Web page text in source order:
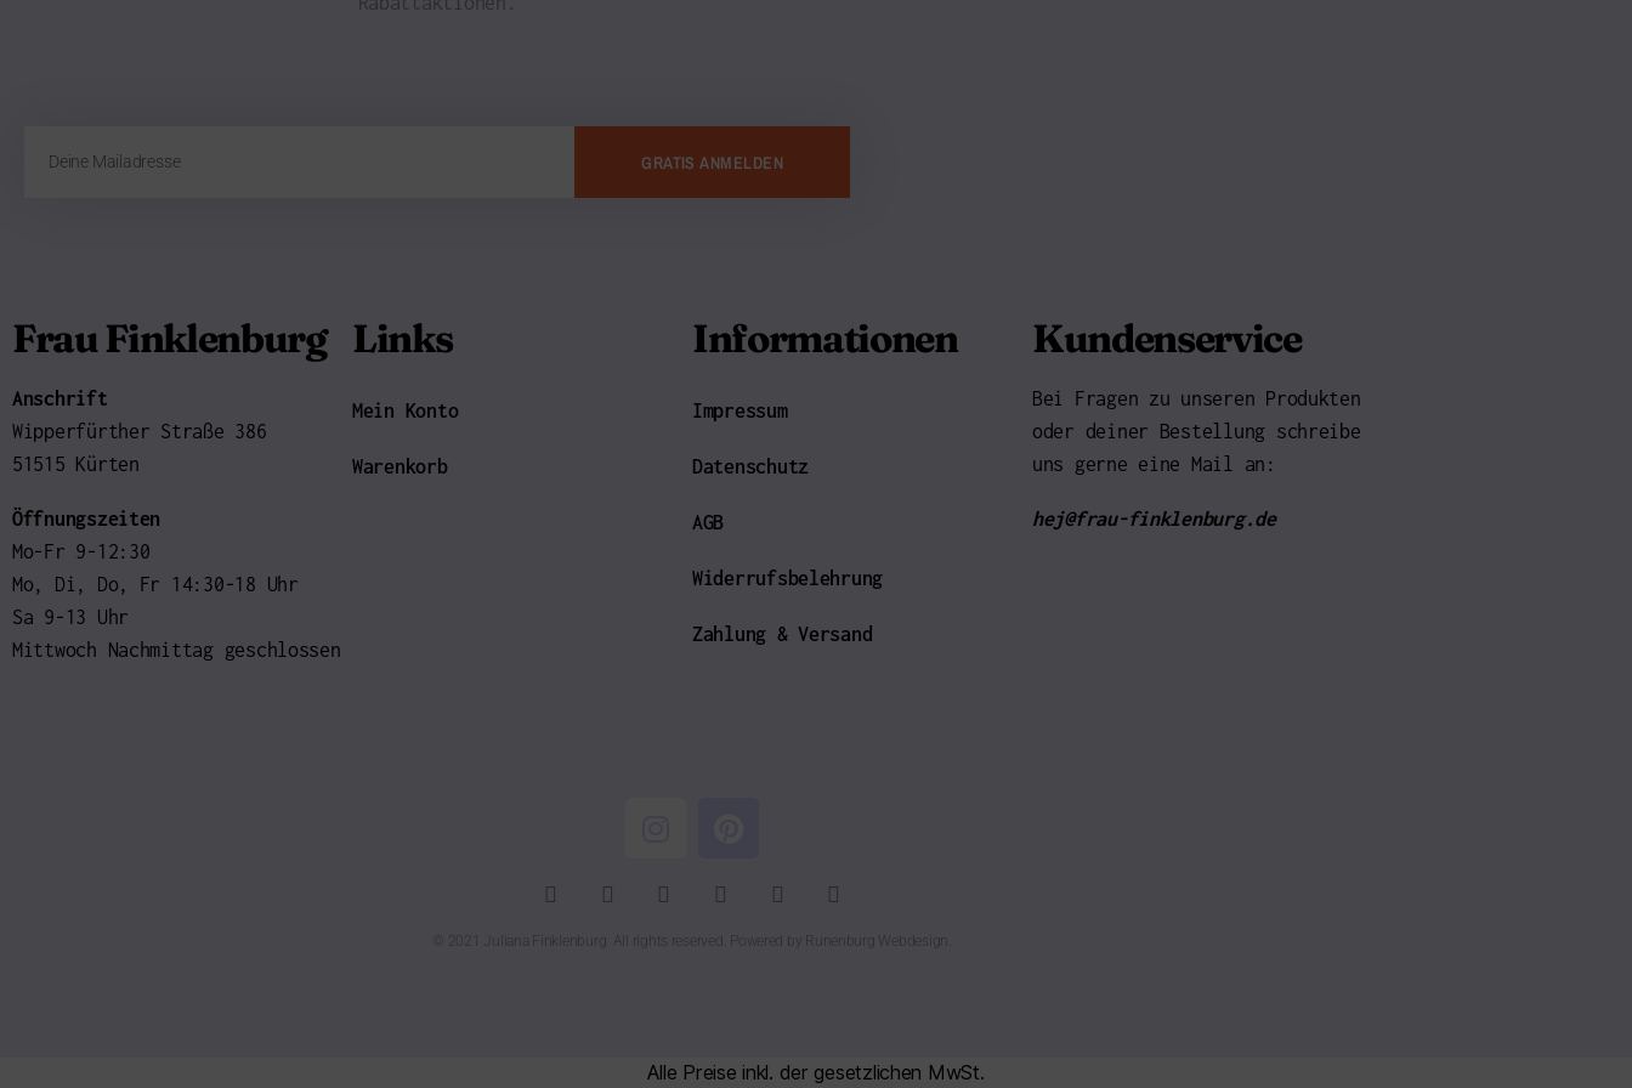
GRATIS ANMELDEN
Frau Finklenburg
Anschrift
Wipperfürther Straße 386
51515 Kürten
Öffnungszeiten
Mo-Fr 9-12:30
Mo, Di, Do, Fr 14:30-18 Uhr
Sa 9-13 Uhr
Mittwoch Nachmittag geschlossen
Links
Mein Konto
Warenkorb
Informationen
Impressum
Datenschutz
AGB
Widerrufsbelehrung
Zahlung & Versand
Kundenservice
Bei Fragen zu unseren Produkten
oder deiner Bestellung schreibe
uns gerne eine Mail an:
hej@frau-finklenburg.de
© 2021 Juliana Finklenburg. All rights reserved. Powered by Runenburg Webdesign
Alle Preise inkl. der gesetzlichen MwSt.